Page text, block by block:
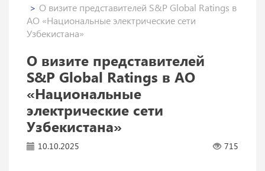
О визите представителей S&P Global Ratings в
АО «Национальные электрические сети
Узбекистана»
О визите представителей
S&P Global Ratings в АО
«Национальные
электрические сети
Узбекистана»
10.10.2025 715